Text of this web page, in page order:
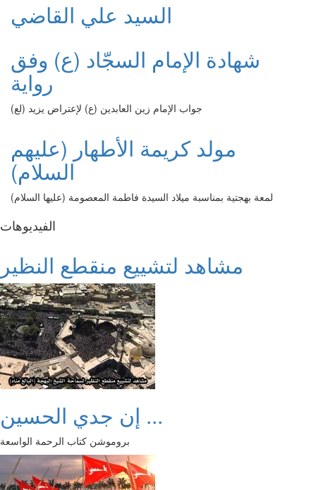
السيد علي القاضي
شهادة الإمام السجّاد (ع) وفق
رواية
جواب الإمام زين العابدين (ع) لإعتراض يزيد (لع)
مولد كريمة الأطهار (عليهم
السلام)
لمعة بهجتية بمناسبة ميلاد السيدة فاطمة المعصومة (عليها السلام)
الفیدیوهات
مشاهد لتشييع منقطع النظير
إن جدي الحسين ...
بروموشن كتاب الرحمة الواسعة